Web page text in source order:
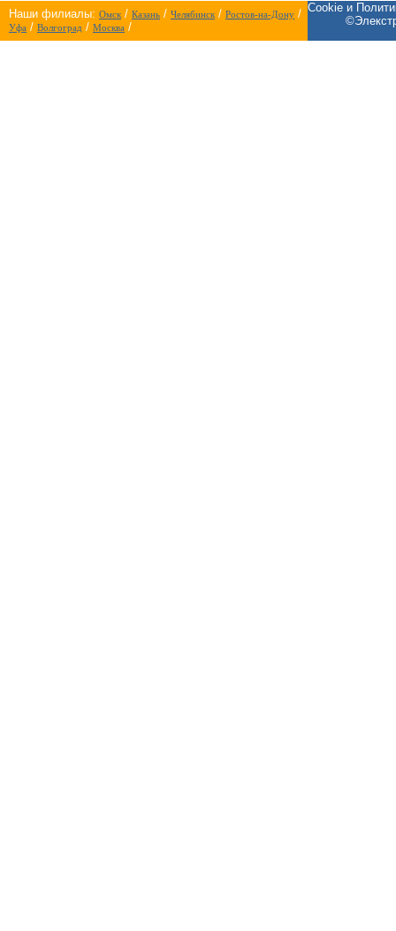
Наши филиалы: Омск/ Казань / Челябинск/ Ростов-на-Дону /
Уфа / Волгоград / Москва /
Cookie и